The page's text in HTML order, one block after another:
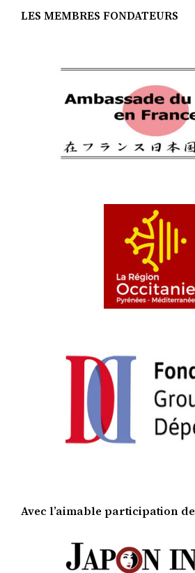
LES MEMBRES FONDATEURS
Avec l’aimable participation de